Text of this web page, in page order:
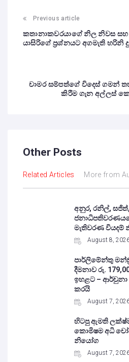
Previous article
කතානාකවරයාගේ නිල නිවස සහ
යාසිරිගේ ප්‍රශ්නයට අගමැති හරිනි
චාමර සම්පත්ගේ විදෙස් ගමන්
කිරීම ගැන අල්ලස්
Other Posts
Related Articles More from
අනුර, රනිල්,
මැතිවරණ වියදම්
August 8,
පාර්ලිමේන්තු
දීමනාව රු.
ඉහළට – ආර්චුනා
කරයි
August 7,
හිටපු ඇමති
කොමිෂම අධි
නියෝග
August 7,